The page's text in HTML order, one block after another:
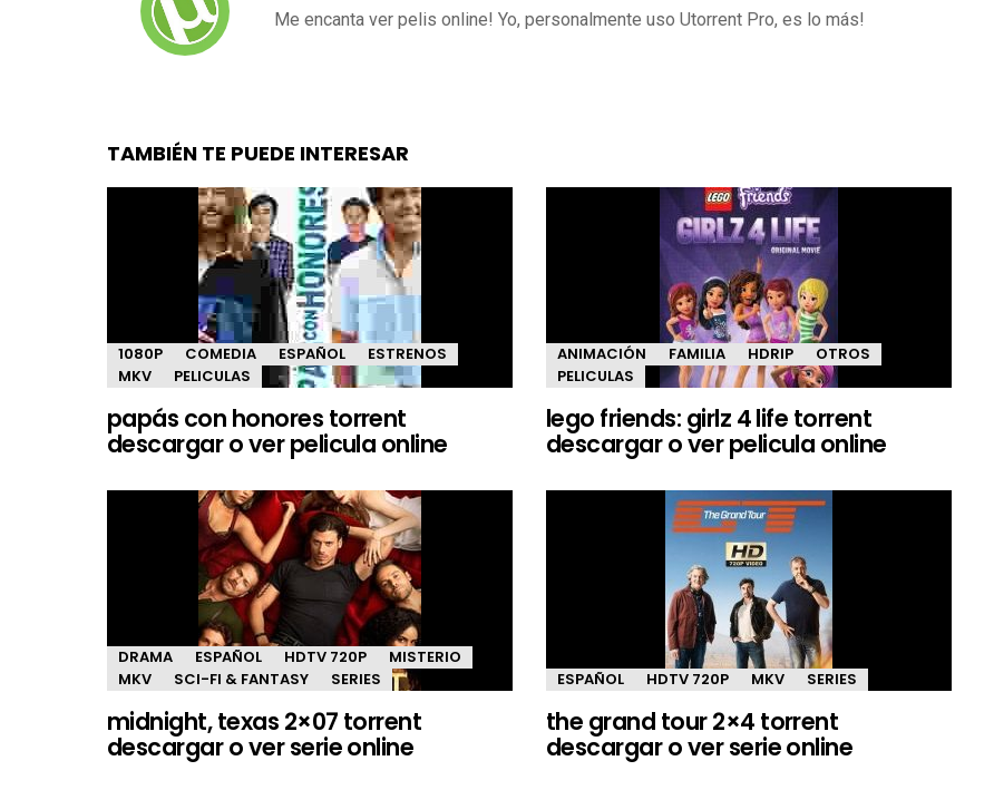
Me encanta ver pelis online! Yo, personalmente uso Utorrent Pro, es lo más!
TAMBIÉN TE PUEDE INTERESAR
1080P COMEDIA ESPAÑOL
ESTRENOS
MKV
PELICULAS
papás con honores torrent
descargar o ver pelicula online
ANIMACIÓN FAMILIA HDRIP
OTROS
PELICULAS
lego friends: girlz 4 life torrent
descargar o ver pelicula online
DRAMA ESPAÑOL HDTV 720P
MISTERIO
MKV
SCI-FI & FANTASY SERIES
midnight, texas 2×07 torrent
descargar o ver serie online
ESPAÑOL HDTV 720P MKV SERIES
the grand tour 2×4 torrent
descargar o ver serie online